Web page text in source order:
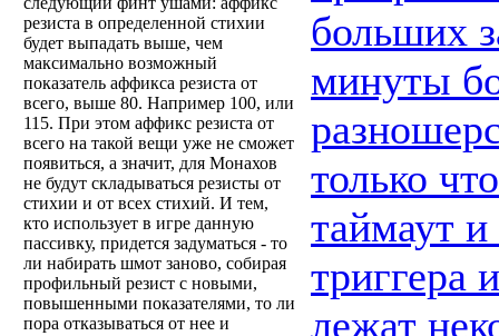
резиста в определенной стихии
будет выпадать выше, чем
максимально возможный
показатель аффикса резиста от
всего, выше 80. Например 100, или
115. При этом аффикс резиста от
всего на такой вещи уже не сможет
появиться, а значит, для Монахов
не будут складываться резисты от
стихии и от всех стихий. И тем,
кто использует в игре данную
пассивку, придется задуматься - то
ли набирать шмот заново, собирая
профильный резист с новыми,
повышенными показателями, то ли
пора отказываться от нее и
больших
минуты
только
таймаут
триггера
лежат